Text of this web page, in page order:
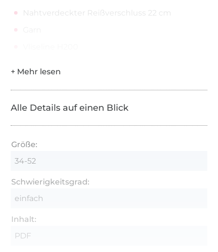
Nahtverdeckter Reißverschluss 22 cm
Alle Details auf einen Blick
Größe:
34-52
Schwierigkeitsgrad:
einfach
Inhalt:
PDF